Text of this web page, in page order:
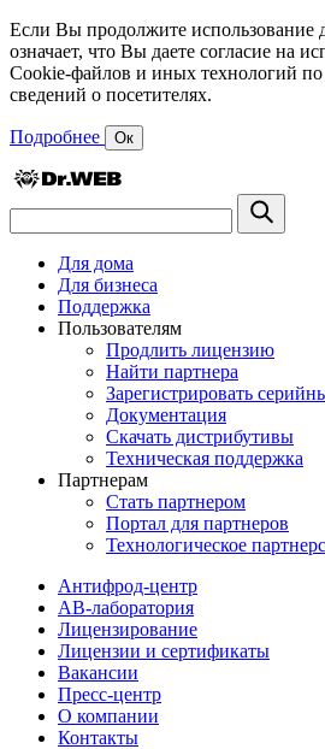
Если Вы продолжите использование
означает, что Вы даете согласие на
Cookie-файлов и иных технологий по
сведений о посетителях.
Подробнее Ок
Для дома
Для бизнеса
Поддержка
Пользователям
Продлить лицензию
Найти партнера
Зарегистрировать
Документация
Скачать дистрибутивы
Техническая поддержка
Партнерам
Стать партнером
Портал для партнеров
Технологическое
Антифрод-центр
АВ-лаборатория
Лицензирование
Лицензии и сертификаты
Вакансии
Пресс-центр
О компании
Контакты